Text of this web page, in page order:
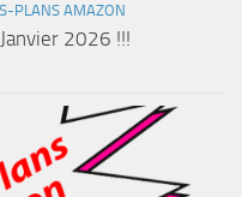
PLANS AMAZON
2026 !!!